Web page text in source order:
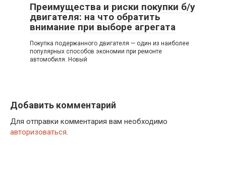
Преимущества и риски покупки б/у
двигателя: на что обратить
внимание при выборе агрегата
Покупка подержанного двигателя — один из наиболее
популярных способов экономии при ремонте
автомобиля. Новый
Добавить комментарий
Для отправки комментария вам необходимо
авторизоваться.